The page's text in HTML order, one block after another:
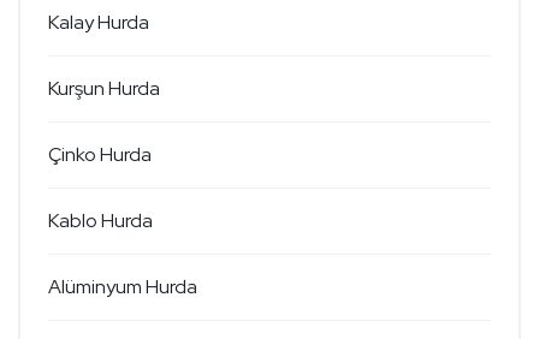
Kalay Hurda
Kurşun Hurda
Çinko Hurda
Kablo Hurda
Alüminyum Hurda